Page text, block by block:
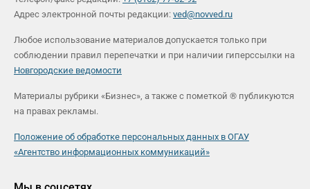
Адрес электронной почты редакции: ved@novved.ru
Любое использование материалов допускается только при
соблюдении правил перепечатки и при наличии гиперссылки на
Новгородские ведомости
Материалы рубрики «Бизнес», а также с пометкой ® публикуются
на правах рекламы.
Положение об обработке персональных данных в ОГАУ
«Агентство информационных коммуникаций»